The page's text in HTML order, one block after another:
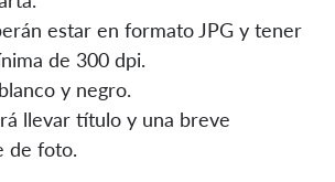
estar en formato JPG y tener
de 300 dpi.
y negro.
llevar título y una breve
de foto.